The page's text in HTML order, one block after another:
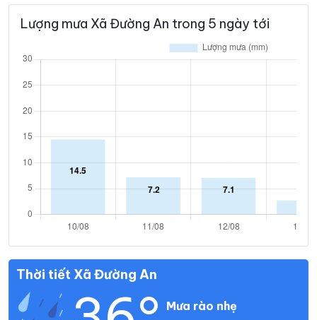
Lượng mưa Xã Đường An trong 5 ngày tới
Thời tiết Xã Đường An
Mưa rào nhẹ